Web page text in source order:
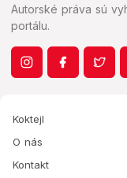
Autorské práva sú
portálu.
Koktejl
O nás
Kontakt